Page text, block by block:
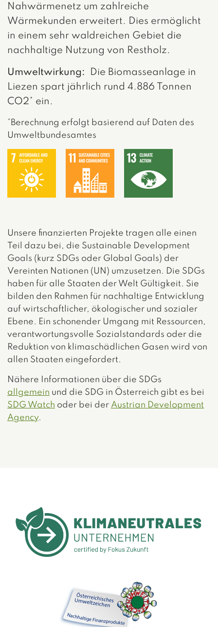
Nahwärmenetz um zahlreiche
Wärmekunden erweitert. Dies ermöglicht
in einem sehr waldreichen Gebiet die
nachhaltige Nutzung von Restholz.
Umweltwirkung:
Die Biomasseanlage in
Liezen spart jährlich rund 4.886 Tonnen
CO2* ein.
*Berechnung erfolgt basierend auf Daten des
Umweltbundesamtes
Unsere finanzierten Projekte tragen alle einen
Teil dazu bei, die Sustainable Development
Goals (kurz SDGs oder Global Goals) der
Vereinten Nationen (UN) umzusetzen. Die SDGs
haben für alle Staaten der Welt Gültigkeit. Sie
bilden den Rahmen für nachhaltige Entwicklung
auf wirtschaftlicher, ökologischer und sozialer
Ebene. Ein schonender Umgang mit Ressourcen,
verantwortungsvolle Sozialstandards oder die
Reduktion von klimaschädlichen Gasen wird von
allen Staaten eingefordert.
Nähere Informationen über die SDGs
allgemein und die SDG in Österreich gibt es bei
SDG Watch oder bei der Austrian Development
Agency.